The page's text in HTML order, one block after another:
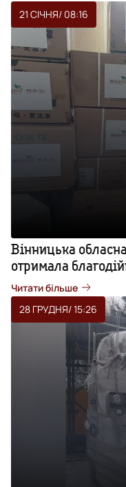
21 СІЧНЯ/ 08:16
Вінницька
отримала
Читати більше
28 ГРУДНЯ/ 15:26